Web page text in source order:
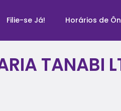
Filie-se Já! Horários de
TANABI